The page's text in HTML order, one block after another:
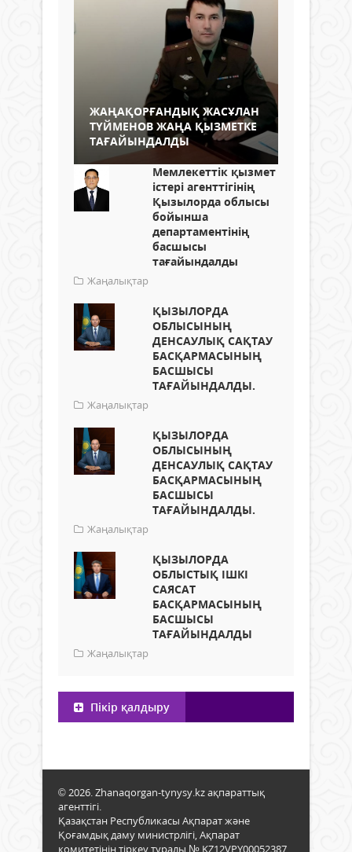
ЖАҢАҚОРҒАНДЫҚ ЖАСҰЛАН
ТҮЙМЕНОВ ЖАҢА ҚЫЗМЕТКЕ
ТАҒАЙЫНДАЛДЫ
Мемлекеттік қызмет
істері агенттігінің
Қызылорда облысы
бойынша
департаментінің
басшысы
тағайындалды
Жаңалықтар
ҚЫЗЫЛОРДА
ОБЛЫСЫНЫҢ
ДЕНСАУЛЫҚ САҚТАУ
БАСҚАРМАСЫНЫҢ
БАСШЫСЫ
ТАҒАЙЫНДАЛДЫ.
Жаңалықтар
ҚЫЗЫЛОРДА
ОБЛЫСЫНЫҢ
ДЕНСАУЛЫҚ САҚТАУ
БАСҚАРМАСЫНЫҢ
БАСШЫСЫ
ТАҒАЙЫНДАЛДЫ.
Жаңалықтар
ҚЫЗЫЛОРДА
ОБЛЫСТЫҚ ІШКІ
САЯСАТ
БАСҚАРМАСЫНЫҢ
БАСШЫСЫ
ТАҒАЙЫНДАЛДЫ
Жаңалықтар
Пікір қалдыру
© 2026. Zhanaqorgan-tynysy.kz ақпараттық
агенттігі.
Қазақстан Республикасы Ақпарат және
Қоғамдық даму министрлігі, Ақпарат
комитетінің тіркеу туралы № KZ12VPY00052387